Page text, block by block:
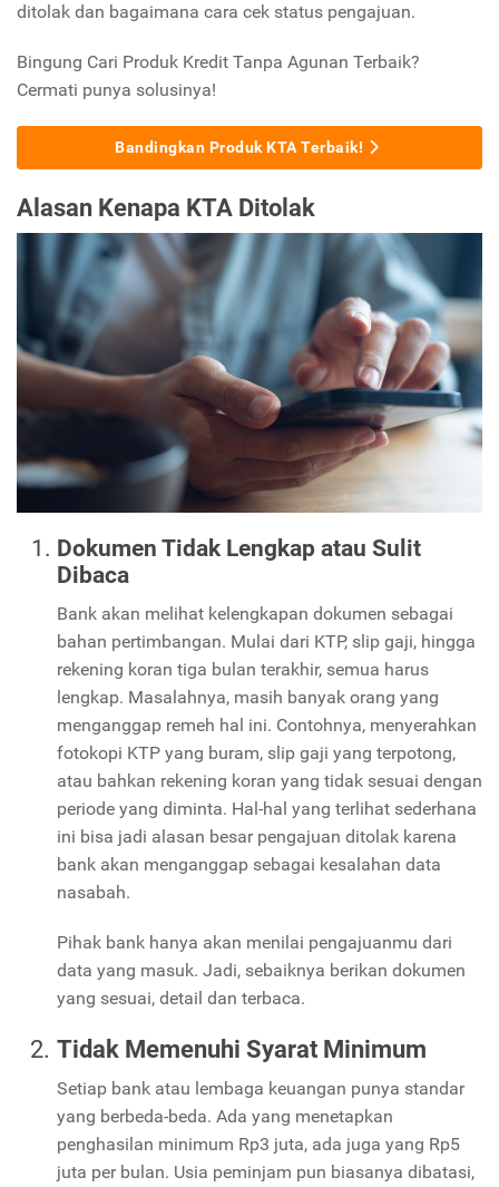
ditolak dan bagaimana cara cek status pengajuan.
Bingung Cari Produk Kredit Tanpa Agunan Terbaik?
Cermati punya solusinya!
Bandingkan Produk KTA Terbaik!
Alasan Kenapa KTA Ditolak
Dokumen Tidak Lengkap atau Sulit
Dibaca
Bank akan melihat kelengkapan dokumen sebagai
bahan pertimbangan. Mulai dari KTP, slip gaji, hingga
rekening koran tiga bulan terakhir, semua harus
lengkap. Masalahnya, masih banyak orang yang
menganggap remeh hal ini. Contohnya, menyerahkan
fotokopi KTP yang buram, slip gaji yang terpotong,
atau bahkan rekening koran yang tidak sesuai dengan
periode yang diminta. Hal-hal yang terlihat sederhana
ini bisa jadi alasan besar pengajuan ditolak karena
bank akan menganggap sebagai kesalahan data
nasabah.
Pihak bank hanya akan menilai pengajuanmu dari
data yang masuk. Jadi, sebaiknya berikan dokumen
yang sesuai, detail dan terbaca.
Tidak Memenuhi Syarat Minimum
Setiap bank atau lembaga keuangan punya standar
yang berbeda-beda. Ada yang menetapkan
penghasilan minimum Rp3 juta, ada juga yang Rp5
juta per bulan. Usia peminjam pun biasanya dibatasi,